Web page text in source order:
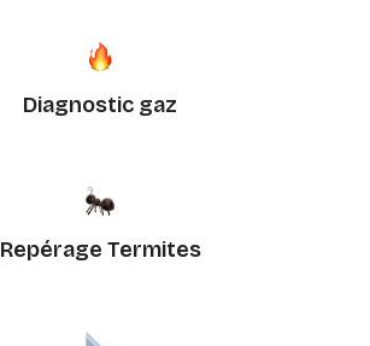
Diagnostic gaz
Repérage Termites